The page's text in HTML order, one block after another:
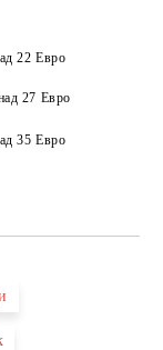
22 Евро
27 Евро
35 Евро